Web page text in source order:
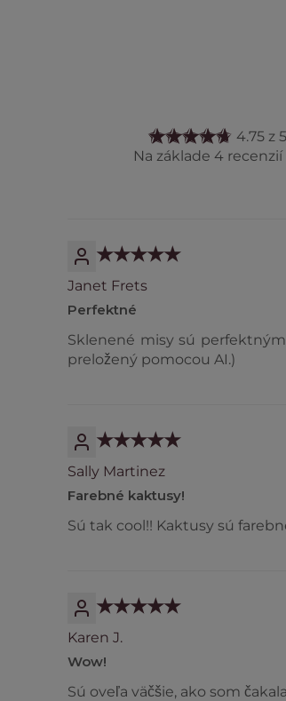
4.75 z 5
Na základe 4 recenzií
Janet Frets
Perfektné
Sklenené misy sú
preložený pomocou AI.)
Sally Martinez
Farebné kaktusy!
Sú tak cool!! Kaktusy sú
Karen J.
Wow!
Sú oveľa väčšie, ako som